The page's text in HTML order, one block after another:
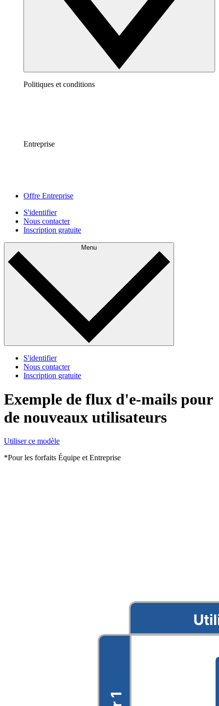
Politiques et conditions
Entreprise
Offre Entreprise
S'identifier
Nous contacter
Inscription gratuite
Menu
S'identifier
Nous contacter
Inscription gratuite
Exemple de flux d'e-mails pour
de nouveaux utilisateurs
Utiliser ce modèle
*Pour les forfaits Équipe et Entreprise